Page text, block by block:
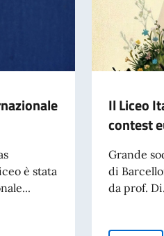
è stata
Il Liceo
contest
Grande
di
da prof.